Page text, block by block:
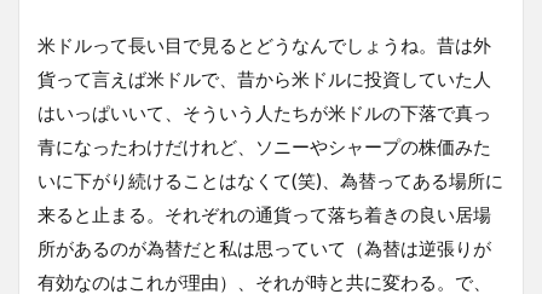
米ドルって長い目で見るとどうなんでしょうね。昔は外
貨って言えば米ドルで、昔から米ドルに投資していた人
はいっぱいいて、そういう人たちが米ドルの下落で真っ
青になったわけだけれど、ソニーやシャープの株価みた
いに下がり続けることはなくて(笑)、為替ってある場所に
来ると止まる。それぞれの通貨って落ち着きの良い居場
所があるのが為替だと私は思っていて（為替は逆張りが
有効なのはこれが理由）、それが時と共に変わる。で、